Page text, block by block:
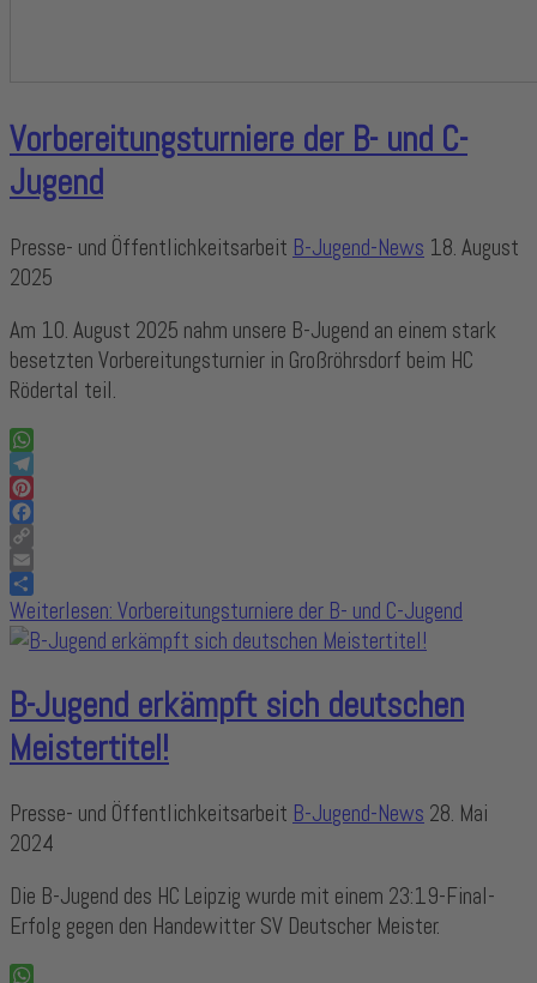
Vorbereitungsturniere der B- und C-
Jugend
Presse- und Öffentlichkeitsarbeit B-Jugend-News 18. August
2025
Am 10. August 2025 nahm unsere B-Jugend an einem stark
besetzten Vorbereitungsturnier in Großröhrsdorf beim HC
Rödertal teil.
WhatsApp
Telegram
Pinterest
Facebook
Copy
Link
Email
Share
Weiterlesen: Vorbereitungsturniere der B- und C-Jugend
B-Jugend erkämpft sich deutschen
Meistertitel!
Presse- und Öffentlichkeitsarbeit B-Jugend-News 28. Mai
2024
Die B-Jugend des HC Leipzig wurde mit einem 23:19-Final-
Erfolg gegen den Handewitter SV Deutscher Meister.